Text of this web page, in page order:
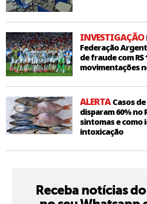
INVESTIGAÇÃO
Federação
de fraude com R$
movimentações
ALERTACasos
disparam 60% no
sintomas e como
intoxicação
Receba notícias do